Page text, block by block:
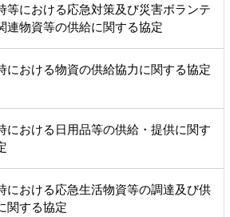
等における応急対策及び災害ボランテ
連物資等の供給に関する協定
における物資の供給協力に関する協定
における日用品等の供給・提供に関す
における応急生活物資等の調達及び供
関する協定